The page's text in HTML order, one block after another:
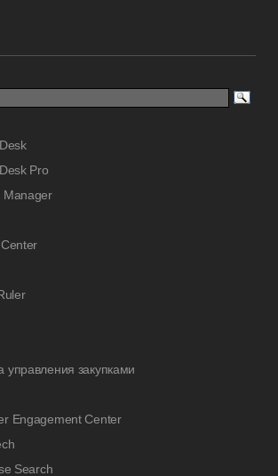
Pro
Manager
управления закупками
Engagement Center
Search